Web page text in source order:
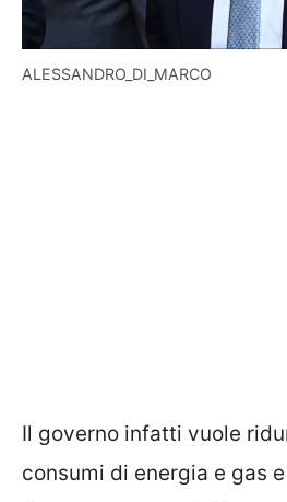
ALESSANDRO_DI_MARCO
Il governo infatti vuole
consumi di energia e gas